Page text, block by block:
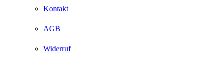
Kontakt
AGB
Widerruf